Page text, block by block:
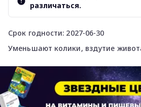
Срок годности: 2027-06-30
Уменьшают колики, вздутие
различаться.